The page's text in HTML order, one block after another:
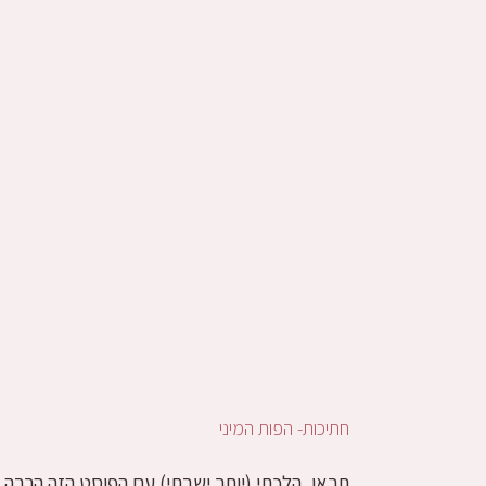
חתיכות- הפות המיני